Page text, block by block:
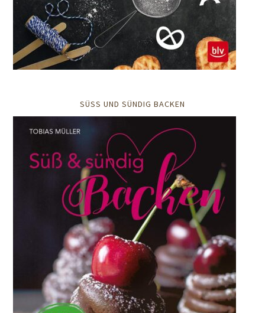
SÜSS UND SÜNDIG BACKEN